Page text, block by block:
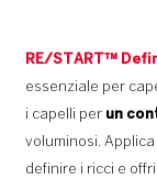
RE/START™
essenziale per
i capelli per un
voluminosi.
definire i ricci e